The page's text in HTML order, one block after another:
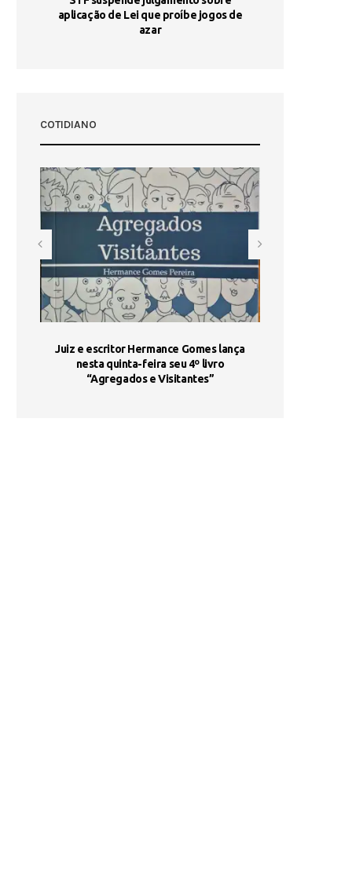
aplicação de Lei que proíbe jogos de
azar
COTIDIANO
Juiz e escritor Hermance Gomes lança
nesta quinta-feira seu 4º livro
“Agregados e Visitantes”